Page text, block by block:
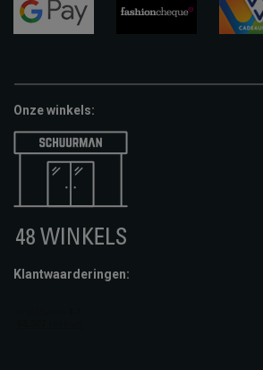
pay
Onze winkels:
Klantwaarderingen: